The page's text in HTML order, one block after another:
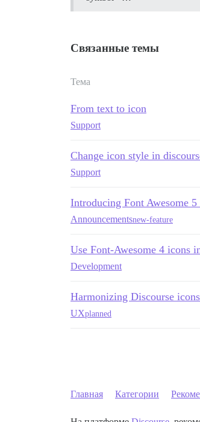
Связанные темы
Тема
From text to icon
Support
Change icon style in
Support
Introducing Font Awesome
Announcementsnew-feature
Use Font-Awesome 4 icons
Development
Harmonizing Discourse
UXplanned
Главная Категории